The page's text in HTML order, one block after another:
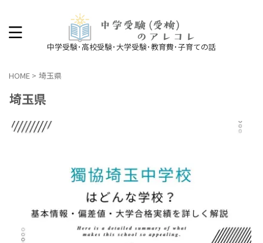
中学受験･高校受験･大学受験･教育費･子育ての話
HOME > 埼玉県
埼玉県